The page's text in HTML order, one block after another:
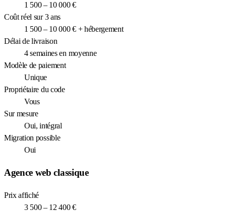
1 500 – 10 000 €
Coût réel sur 3 ans
1 500 – 10 000 € + hébergement
Délai de livraison
4 semaines en moyenne
Modèle de paiement
Unique
Propriétaire du code
Vous
Sur mesure
Oui, intégral
Migration possible
Oui
Agence web classique
Prix affiché
3 500 – 12 400 €